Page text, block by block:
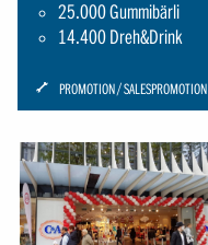
25.000 Gummibärli
14.400 Dreh&Drink
ICON:
SCHRAUBENSCHLUESSEL-
PROMOTION SALESPROMOTION